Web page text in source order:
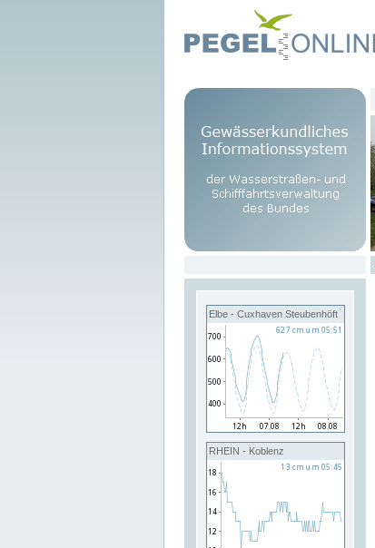
Elbe - Cuxhaven Steubenhöft
RHEIN - Koblenz